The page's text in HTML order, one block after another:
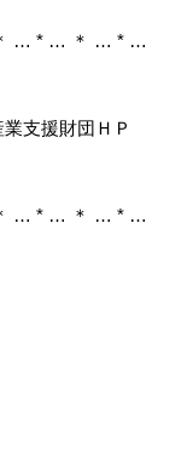
… * … ＊ … * …
援財団ＨＰ
… * … ＊ … * …